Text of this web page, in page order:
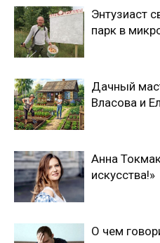
Энтузиаст
парк в
Дачный
Власова и
Анна
искусства!»
О чем